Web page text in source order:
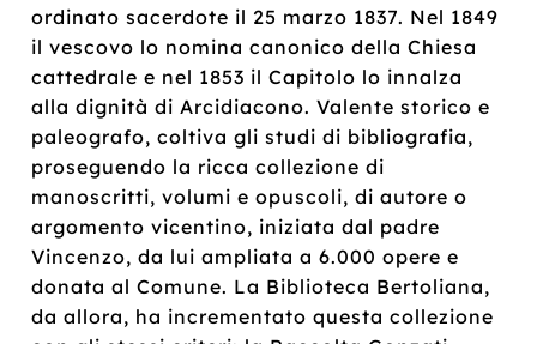
ordinato sacerdote il 25 marzo 1837. Nel 1849
il vescovo lo nomina canonico della Chiesa
cattedrale e nel 1853 il Capitolo lo innalza
alla dignità di Arcidiacono. Valente storico e
paleografo, coltiva gli studi di bibliografia,
proseguendo la ricca collezione di
manoscritti, volumi e opuscoli, di autore o
argomento vicentino, iniziata dal padre
Vincenzo, da lui ampliata a 6.000 opere e
donata al Comune. La Biblioteca Bertoliana,
da allora, ha incrementato questa collezione